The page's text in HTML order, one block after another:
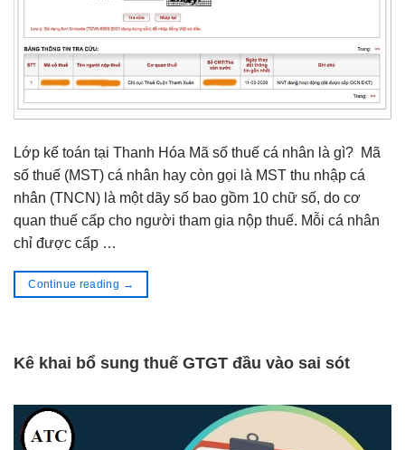
Lớp kế toán tại Thanh Hóa Mã số thuế cá nhân là gì? Mã
số thuế (MST) cá nhân hay còn gọi là MST thu nhập cá
nhân (TNCN) là một dãy số bao gồm 10 chữ số, do cơ
quan thuế cấp cho người tham gia nộp thuế. Mỗi cá nhân
chỉ được cấp …
Continue reading →
Kê khai bổ sung thuế GTGT đầu vào sai sót